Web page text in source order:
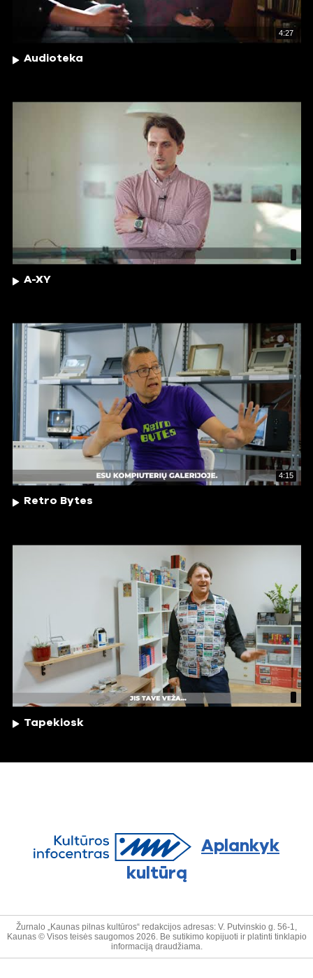
4:27
Audioteka
A-XY
4:15
Retro Bytes
Tapekiosk
Aplankyk
kultūrą
Žurnalo „Kaunas pilnas kultūros“ redakcijos adresas: V. Putvinskio g. 56-1,
Kaunas © Visos teisės saugomos 2026. Be sutikimo kopijuoti ir platinti tinklapio
informaciją draudžiama.